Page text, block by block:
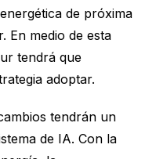
de próxima
En medio de esta
tendrá que
adoptar.
tendrán un
de IA. Con la